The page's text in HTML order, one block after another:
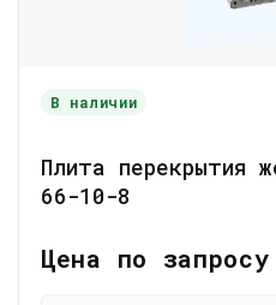
В наличии
Плита перекрытия
66-10-8
Цена по запросу